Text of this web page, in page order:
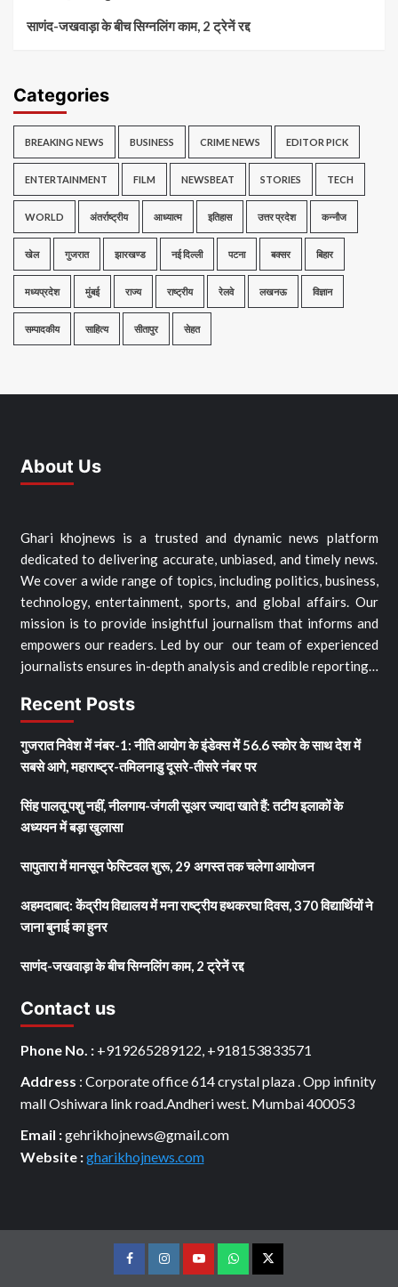
साणंद-जखवाड़ा के बीच सिग्नलिंग काम, 2 ट्रेनें रद्द
Categories
BREAKING NEWS BUSINESS CRIME NEWS EDITOR PICK
ENTERTAINMENT FILM NEWSBEAT STORIES TECH
WORLD अंतर्राष्ट्रीय आध्यात्म इतिहास उत्तर प्रदेश कन्नौज
खेल गुजरात झारखण्ड नई दिल्ली पटना बक्सर बिहार
मध्यप्रदेश मुंबई राज्य राष्ट्रीय रेलवे लखनऊ विज्ञान
सम्पादकीय साहित्य सीतापुर सेहत
About Us
Ghari khojnews is a trusted and dynamic news platform
dedicated to delivering accurate, unbiased, and timely news.
We cover a wide range of topics, including politics, business,
technology, entertainment, sports, and global affairs. Our
mission is to provide insightful journalism that informs and
empowers our readers. Led by our our team of experienced
journalists ensures in-depth analysis and credible reporting…
Recent Posts
गुजरात निवेश में नंबर-1: नीति आयोग के इंडेक्स में 56.6 स्कोर के साथ देश में
सबसे आगे, महाराष्ट्र-तमिलनाडु दूसरे-तीसरे नंबर पर
सिंह पालतू पशु नहीं, नीलगाय-जंगली सूअर ज्यादा खाते हैं: तटीय इलाकों के
अध्ययन में बड़ा खुलासा
सापुतारा में मानसून फेस्टिवल शुरू, 29 अगस्त तक चलेगा आयोजन
अहमदाबाद: केंद्रीय विद्यालय में मना राष्ट्रीय हथकरघा दिवस, 370 विद्यार्थियों ने
जाना बुनाई का हुनर
साणंद-जखवाड़ा के बीच सिग्नलिंग काम, 2 ट्रेनें रद्द
Contact us
Phone No. : +919265289122, +918153833571
Address : Corporate office 614 crystal plaza . Opp infinity
mall Oshiwara link road.Andheri west. Mumbai 400053
Email :gehrikhojnews@gmail.com
Website :gharikhojnews.com
FacebookInstagramyoutubeWhatsTwitter